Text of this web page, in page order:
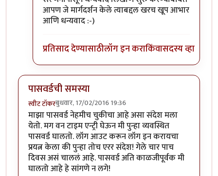
आपण जे मार्गदर्शन केले त्याबद्दल खरच खूप आभार
आणि धन्यवाद :-)
प्रतिसाद देण्यासाठीलॉग इन कराकिंवासदस्य व्हा
पासवर्डची समस्या
स्वीट टॉकरबुधवार, 17/02/2016 19:36
माझा पासवर्ड नेहमीच चुकीचा आहे असा संदेश मला
येतो. मग वन टाइम एन्ट्री घेऊन मी पुन्हा व्यवस्थित
पासवर्ड घालतो. लॉग आउट करून लॉग इन करायचा
प्रयत्न केला की पुन्हा तोच एरर संदेश! गेले चार पाच
दिवस असं चाललं आहे. पासवर्ड अति काळजीपूर्वक मी
घालतो आहे हे सांगणे न लगे!